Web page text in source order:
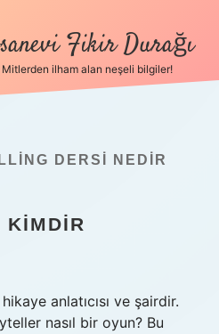
Fikir Durağı
Mitlerden ilham alan neşeli bilgiler!
DERSI NEDIR
KIMDIR
anlatıcısı ve şairdir.
nasıl bir oyun? Bu